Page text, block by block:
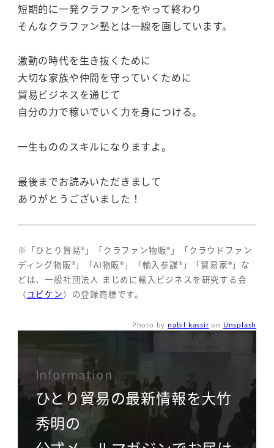
短期的に一発クラファンをやって終わり
そんなクラファン塾とは一線を画しています。
激動の時代を生き抜くために
大切な家族や仲間を守っていくために
貿易ビジネスを通じて
自分の力で稼いでいく力を身につける。
一生もののスキルになりますよ。
最後までお読みいただきまして
ありがとうございました！
※「ひとり貿易®」「クラファン物販®」「クラウドファン
ディング物販®」「AI物販®」「輸入参謀®」「貿易家®」な
どは、一般社団法人 まじめに輸入ビジネスを研究する会
（ユビケン）の登録商標です。
Photo by nabil kassiron Unsplash
Information
ひとり貿易の最新情報を大竹
秀明の